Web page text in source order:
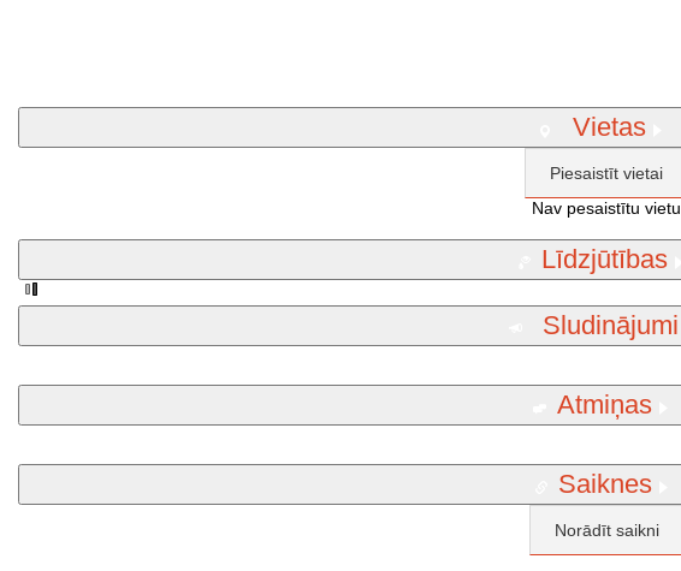
Vietas
Piesaistīt vietai
Nav pesaistītu vietu
Līdzjūtības
Sludinājumi
Atmiņas
Saiknes
Norādīt saikni